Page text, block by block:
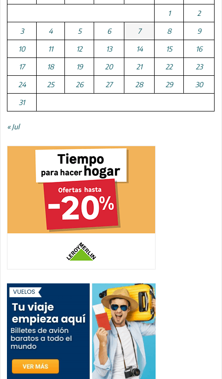
1 2
3 4 5 6 7 8 9
10 11 12 13 14 15 16
17 18 19 20 21 22 23
24 25 26 27 28 29 30
31
« Jul